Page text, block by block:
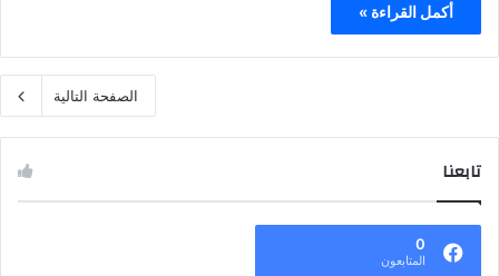
أكمل القراءة »
الصفحة التالية
تابعنا
0
المتابعون